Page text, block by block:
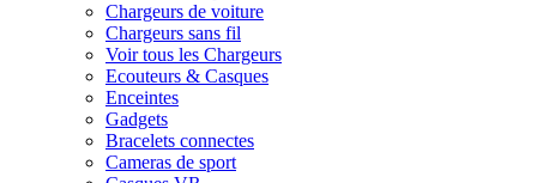
Chargeurs de voiture
Chargeurs sans fil
Voir tous les Chargeurs
Ecouteurs & Casques
Enceintes
Gadgets
Bracelets connectes
Cameras de sport